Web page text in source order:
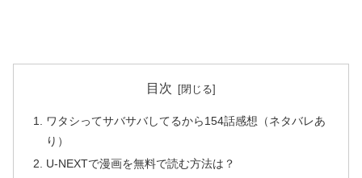
目次
ワタシってサバサバしてるから154話感想（ネタバレあ
り）
U-NEXTで漫画を無料で読む方法は？